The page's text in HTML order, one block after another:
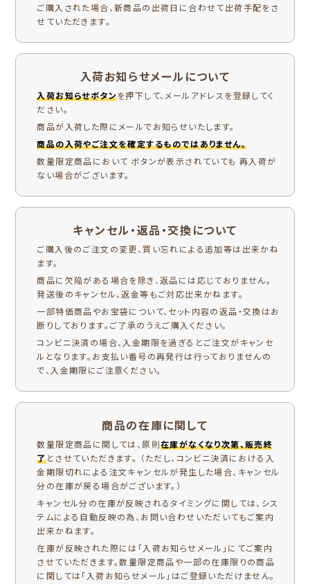
ご購入された場合、新商品の出荷日に合わせて出荷手配をさ
せていただきます。
入荷お知らせメールについて
入荷お知らせボタンを押下して、メールアドレスを登録してく
ださい。
商品が入荷した際にメールでお知らせいたします。
商品の入荷やご注文を確定するものではありません。
数量限定商品において ボタンが表示されていても 再入荷が
ない場合がございます。
キャンセル・返品・交換について
ご購入後のご注文の変更、買い忘れによる追加等は出来かね
ます。
商品に欠陥がある場合を除き、返品には応じておりません。
発送後のキャンセル、返金等もご対応出来かねます。
一部特価商品やお宝袋について、セット内容の返品・交換はお
断りしております。ご了承のうえご購入ください。
コンビニ決済の場合、入金期限を過ぎるとご注文がキャンセ
ルとなります。お支払い番号の再発行は行っておりませんの
で、入金期限にご注意ください。
商品の在庫に関して
数量限定商品に関しては、原則在庫がなくなり次第、販売終
了とさせていただきます。 （ただし、コンビニ決済における入
金期限切れによる注文キャンセルが発生した場合、キャンセル
分の在庫が戻る場合がございます。）
キャンセル分の在庫が反映されるタイミングに関しては、シス
テムによる自動反映の為、お問い合わせいただいてもご案内
出来かねます。
在庫が反映された際には「入荷お知らせメール」にてご案内
させていただきます。数量限定商品や一部の在庫限りの商品
に関しては「入荷お知らせメール」はご登録いただけません。